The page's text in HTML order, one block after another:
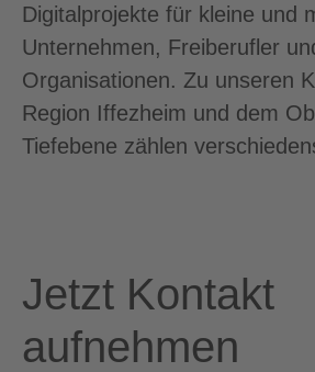
Digitalprojekte für kleine und
Unternehmen, Freiberufler
Organisationen. Zu unseren
Region Iffezheim und dem
Tiefebene zählen
Jetzt Kontakt
aufnehmen